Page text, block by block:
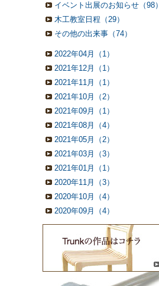
イベント出展のお知らせ（98）
木工教室日程（29）
その他の出来事（74）
2022年04月（1）
2021年12月（1）
2021年11月（1）
2021年10月（2）
2021年09月（1）
2021年08月（4）
2021年05月（2）
2021年03月（3）
2021年01月（1）
2020年11月（3）
2020年10月（4）
2020年09月（4）